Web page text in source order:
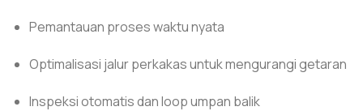
Pemantauan proses waktu nyata
Optimalisasi jalur perkakas untuk mengurangi getaran
Inspeksi otomatis dan loop umpan balik